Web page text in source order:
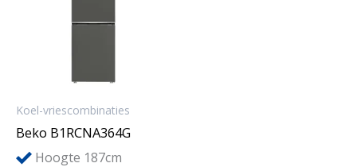
Koel-vriescombinaties
Beko B1RCNA364G
Hoogte 187cm